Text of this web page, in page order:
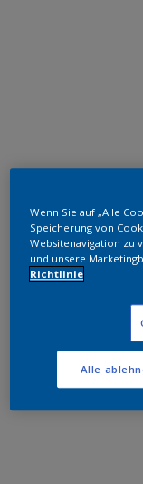
Wenn Sie auf „Alle
Speicherung von
Websitenavigation zu
und unsere
Richtlinie
Alle